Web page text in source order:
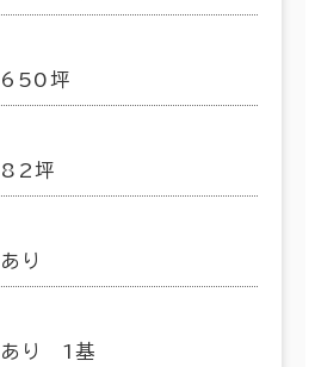
650坪
82坪
あり
あり 1基